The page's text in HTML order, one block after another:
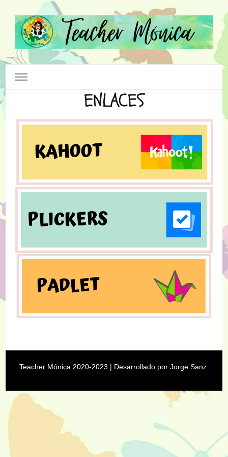
Teacher Mónica
Teacher Mónica
ENLACES
Teacher Mónica 2020-2023 | Desarrollado por Jorge Sanz.